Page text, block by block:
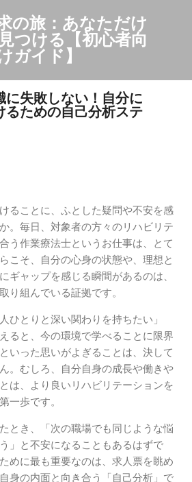
メイン コンテンツに移動
の旅：あなただけ
つける【初心者向
ガイド】
に失敗しない！自分に
るための自己分析ステ
ることに、ふとした疑問や不安を感
。毎日、対象者の方々のリハビリテ
う作業療法士というお仕事は、とて
こそ、自分の心身の状態や、理想と
ギャップを感じる瞬間があるのは、
り組んでいる証拠です。
ひとりと深い関わりを持ちたい」
ると、今の環境で学べることに限界
いった思いがよぎることは、決して
。むしろ、自分自身の成長や働きや
は、より良いリハビリテーションを
一歩です。
とき、「次の職場でも同じような悩
」と不安になることもあるはずで
めに最も重要なのは、求人票を眺め
身の内面と向き合う「自己分析」で